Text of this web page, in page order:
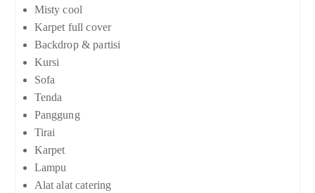
Misty cool
Karpet full cover
Backdrop & partisi
Kursi
Sofa
Tenda
Panggung
Tirai
Karpet
Lampu
Alat alat catering